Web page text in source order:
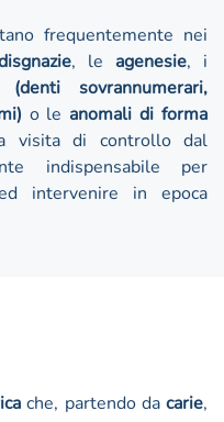
frequentemente nei
, le agenesie, i
sovrannumerari,
o le anomali di forma
visita di controllo dal
indispensabile per
intervenire in epoca
che, partendo da carie,